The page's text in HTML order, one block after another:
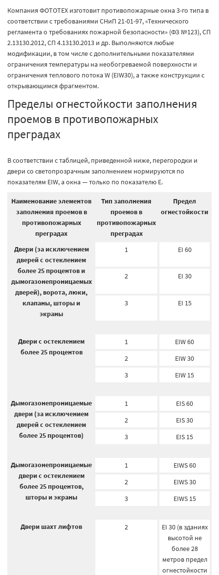
Компания ФОТОТЕХ изготовит противопожарные окна 3-го типа в
соответствии с требованиями СНиП 21-01-97, «Технического
регламента о требованиях пожарной безопасности» (ФЗ №123), СП
2.13130.2012, СП 4.13130.2013 и др. Выполняются любые
модификации, в том числе с дополнительными показателями
ограничения температуры на необогреваемой поверхности и
ограничения теплового потока W (EIW30), а также конструкции с
открывающимся фрагментом.
Пределы огнестойкости заполнения
проемов в противопожарных
преградах
В соответствии с таблицей, приведенной ниже, перегородки и
двери со светопрозрачным заполнением нормируются по
показателям EIW, а окна — только по показателю E.
Наименование элементов
заполнения проемов в
противопожарных
преградах
Тип заполнения
проемов в
противопожарных
преградах
Предел
огнестойкости
Двери (за исключением
дверей с остеклением
более 25 процентов и
дымогазонепроницаемых
дверей), ворота, люки,
клапаны, шторы и
экраны
1 EI 60
2 EI 30
3 EI 15
Двери с остеклением
более 25 процентов
1
EIW 60
2
EIW 30
3
EIW 15
Дымогазонепроницаемые
двери (за исключением
дверей с остеклением
более 25 процентов)
1
EIS 60
2
EIS 30
3
EIS 15
Дымогазонепроницаемые
двери с остеклением
более 25 процентов,
шторы и экраны
1
EIWS 60
2
EIWS 30
3
EIWS 15
Двери шахт лифтов 2
EI 30 (в зданиях
высотой не
более 28
метров предел
огнестойкости